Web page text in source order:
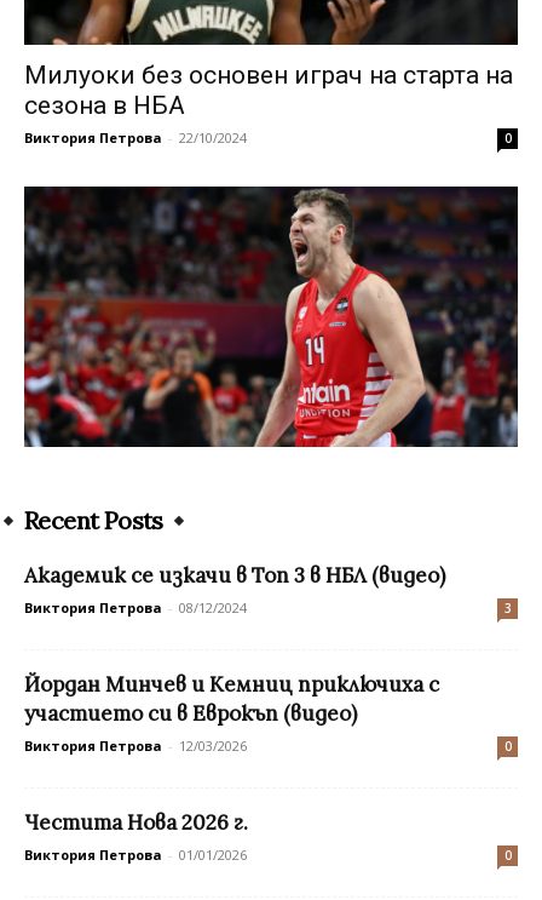
Милуоки без основен играч на старта на
сезона в НБА
Виктория Петрова - 22/10/2024 0
Recent Posts
Академик се изкачи в Топ 3 в НБЛ (видео)
Виктория Петрова - 08/12/2024 3
Йордан Минчев и Кемниц приключиха с
участието си в Еврокъп (видео)
Виктория Петрова - 12/03/2026 0
Честита Нова 2026 г.
Виктория Петрова - 01/01/2026 0